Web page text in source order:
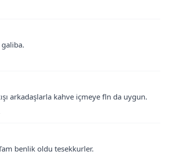
galiba.
arkadaşlarla kahve içmeye fln da uygun.
benlik oldu tesekkurler.